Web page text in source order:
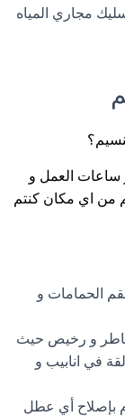
مجاري المياه
ساعات العمل و
من اي مكان كنتم
الحمامات و
و رخيص حيث
في انابيب و
بإصلاح أي عطل